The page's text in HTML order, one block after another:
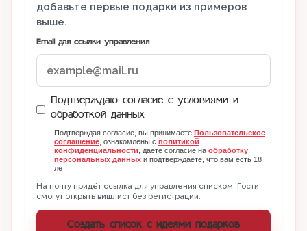
добавьте первые подарки из примеров
выше.
Email для ссылки управления
Подтверждаю согласие с условиями и
обработкой данных
Подтверждая согласие, вы принимаете Пользовательское
соглашение, ознакомлены с политикой
конфиденциальности, даёте согласие на обработку
персональных данных и подтверждаете, что вам есть 18
лет.
На почту придёт ссылка для управления списком. Гости
смогут открыть вишлист без регистрации.
Создать список с идеями подарков